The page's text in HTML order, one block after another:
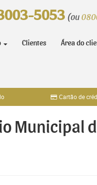
5053 (ou
Clientes Área do
Cartão de
Municipal